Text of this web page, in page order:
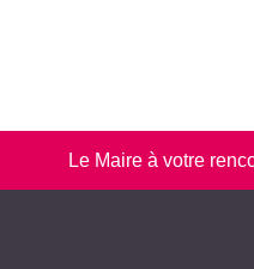
Le Maire à votre